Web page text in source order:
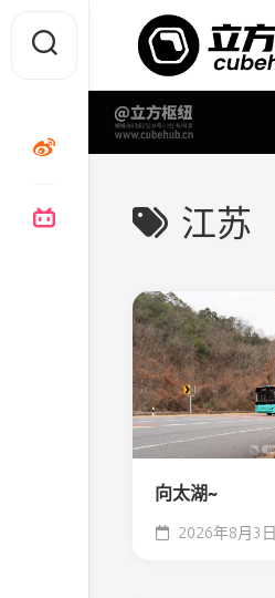
content
江苏
向太湖~
2026年8月3日